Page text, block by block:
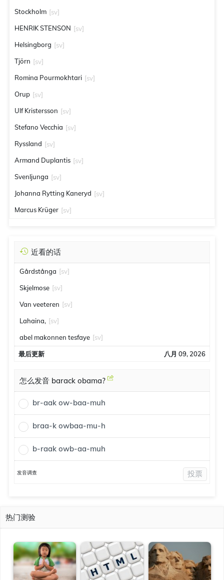
Stockholm [sv]
HENRIK STENSON [sv]
Helsingborg [sv]
Tjörn [sv]
Romina Pourmokhtari [sv]
Orup [sv]
Ulf Kristersson [sv]
Stefano Vecchia [sv]
Ryssland [sv]
Armand Duplantis [sv]
Svenljunga [sv]
Johanna Rytting Kaneryd [sv]
Marcus Krüger [sv]
近看的话
Gårdstånga [sv]
Skjelmose [sv]
Van veeteren [sv]
Lahaina, [sv]
abel makonnen tesfaye [sv]
最后更新 八月 09, 2026
怎么发音 barack obama?
br-aak ow-baa-muh
braa-k owbaa-mu-h
b-raak owb-aa-muh
发音调查 投票
热门测验